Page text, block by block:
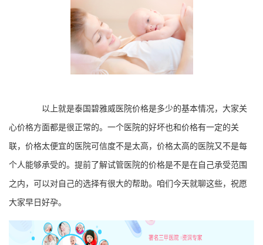
以上就是泰国碧雅威医院价格是多少的基本情况，大家关
心价格方面都是很正常的。一个医院的好坏也和价格有一定的关
联，价格太便宜的医院可信度不是太高，价格太高的医院又不是每
个人能够承受的。提前了解试管医院的价格是不是在自己承受范围
之内，可以对自己的选择有很大的帮助。咱们今天就聊这些，祝愿
大家早日好孕。